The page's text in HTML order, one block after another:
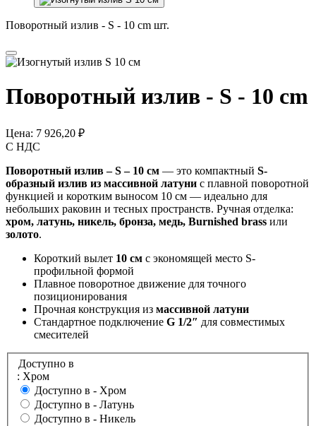
Поворотный излив - S - 10 cm шт.
Поворотный излив - S - 10 cm
Цена: 7 926,20 ₽
С НДС
Поворотный излив – S – 10 см — это компактный S-
образный излив из массивной латуни с плавной поворотной
функцией и коротким выносом 10 см — идеально для
небольших раковин и тесных пространств. Ручная отделка:
хром, латунь, никель, бронза, медь, Burnished brass или
золото.
Короткий вылет 10 см с экономящей место S-
профильной формой
Плавное поворотное движение для точного
позиционирования
Прочная конструкция из массивной латуни
Стандартное подключение G 1/2″ для совместимых
смесителей
Доступно в
: Хром
Доступно в - Хром
Доступно в - Латунь
Доступно в - Никель